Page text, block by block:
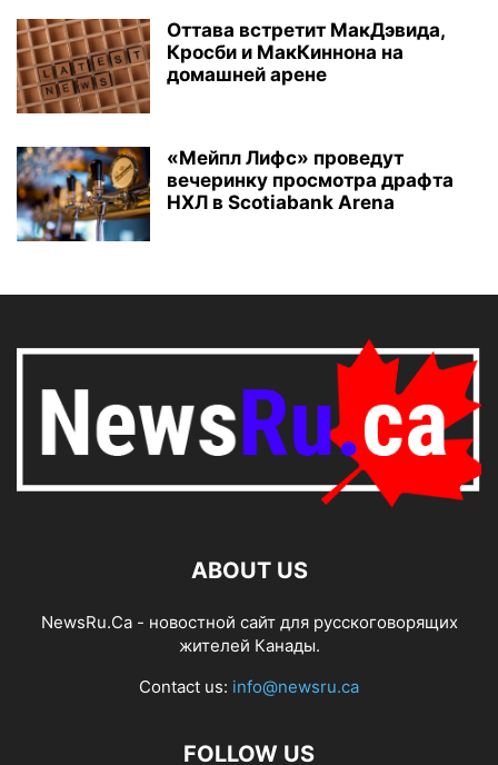
Оттава встретит МакДэвида,
Кросби и МакКиннона на
домашней арене
«Мейпл Лифс» проведут
вечеринку просмотра драфта
НХЛ в Scotiabank Arena
ABOUT US
NewsRu.Ca - новостной сайт для русскоговорящих
жителей Канады.
Contact us: info@newsru.ca
FOLLOW US